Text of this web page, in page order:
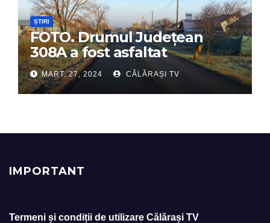
ȘTIRI
FOTO. Drumul Județean
308A a fost asfaltat
MART. 27, 2024 CĂLĂRAȘI TV
IMPORTANT
Termeni și condiții de utilizare Călărași TV